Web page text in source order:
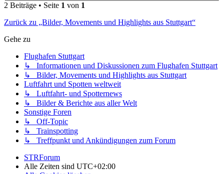
2 Beiträge • Seite 1 von 1
Zurück zu „Bilder, Movements und Highlights aus Stuttgart“
Gehe zu
Flughafen Stuttgart
↳ Informationen und Diskussionen zum Flughafen Stuttgart
↳ Bilder, Movements und Highlights aus Stuttgart
Luftfahrt und Spotten weltweit
↳ Luftfahrt- und Spotternews
↳ Bilder & Berichte aus aller Welt
Sonstige Foren
↳ Off-Topic
↳ Trainspotting
↳ Treffpunkt und Ankündigungen zum Forum
STRForum
Alle Zeiten sind UTC+02:00